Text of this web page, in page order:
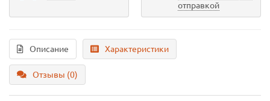
отправкой
Описание Характеристики
Отзывы (0)